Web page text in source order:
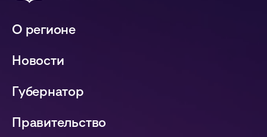
О регионе
Новости
Губернатор
Правительство